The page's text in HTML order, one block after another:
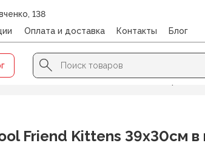
138
Оплата и доставка Контакты Блог
Search
for:
Search Button
СУМКИ ДЛЯ ОБУВИ/Рюкзаки, ранцы
Friend Kittens 39х30см в